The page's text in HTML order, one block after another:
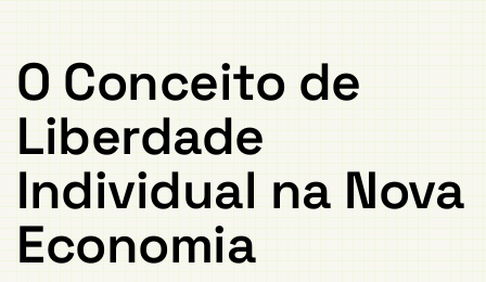
O Conceito de
Liberdade
Individual na Nova
Economia